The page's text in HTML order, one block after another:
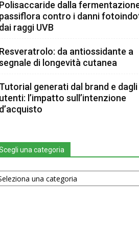
Polisaccaride dalla
passiflora contro i danni
dai raggi UVB
Resveratrolo: da antiossidante a
di longevità cutanea
Tutorial generati dal brand e dagli
utenti: l’impatto sull’intenzione
d’acquisto
una categoria